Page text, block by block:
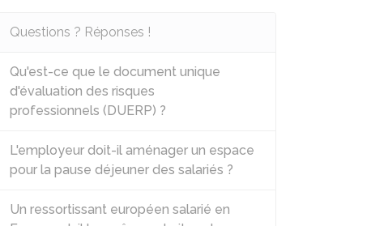
Questions ? Réponses !
Qu'est-ce que le document unique
d'évaluation des risques
professionnels (DUERP) ?
L'employeur doit-il aménager un espace
pour la pause déjeuner des salariés ?
Un ressortissant européen salarié en